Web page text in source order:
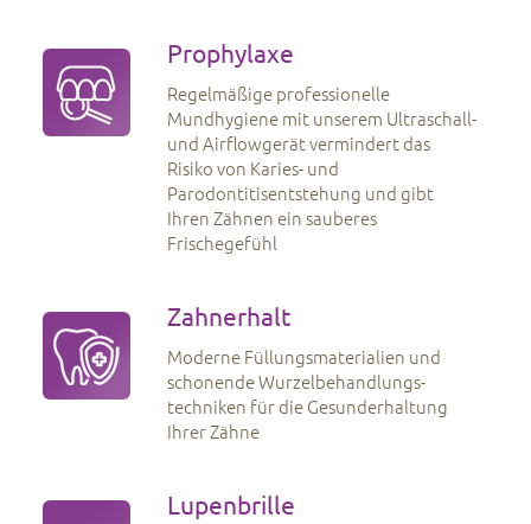
Prophylaxe
Regelmäßige professionelle
Mundhygiene mit unserem Ultraschall-
und Airflowgerät vermindert das
Risiko von Karies- und
Parodontitisentstehung und gibt
Ihren Zähnen ein sauberes
Frischegefühl
Zahnerhalt
Moderne Füllungsmaterialien und
schonende Wurzelbehandlungs-
techniken für die Gesunderhaltung
Ihrer Zähne
Lupenbrille